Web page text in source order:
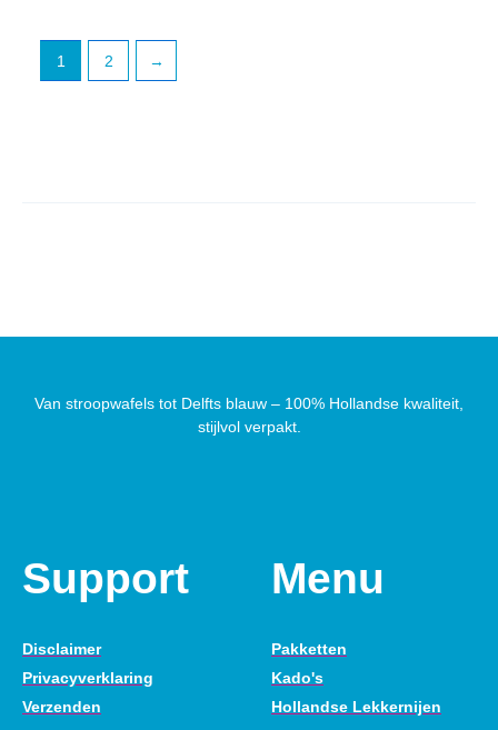
1 2 →
Van stroopwafels tot Delfts blauw – 100% Hollandse kwaliteit,
stijlvol verpakt.
Support
Disclaimer
Privacyverklaring
Verzenden
Menu
Pakketten
Kado's
Hollandse Lekkernijen